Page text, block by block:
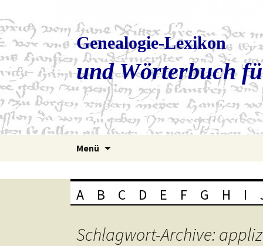
Genealogie-Lexikon
und Wörterbuch
Menü
A B C D E F G H I
Schlagwort-Archive: